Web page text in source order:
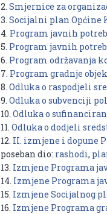
2. Smjernice za
3. Socijalni plan Općine
4. Program javnih
5. Program javnih
6. Program održavanja
7. Program gradnje
8. Odluka o raspodjeli
9. Odluka o subvenciji
10. Odluka o
11. Odluka o dodjeli
12. II. izmjene i dopune
poseban dio: rashodi,
13. Izmjene Programa
14. Izmjene Programa
15. Izmjene Socijalnog
16. Izmjene Programa